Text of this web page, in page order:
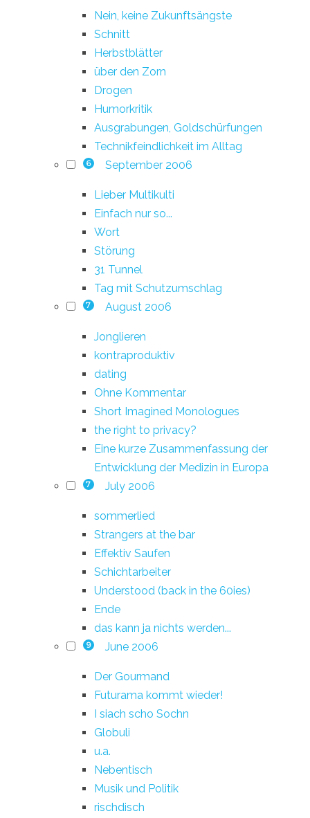
Nein, keine Zukunftsängste
Schnitt
Herbstblätter
über den Zorn
Drogen
Humorkritik
Ausgrabungen, Goldschürfungen
Technikfeindlichkeit im Alltag
6 September 2006
Lieber Multikulti
Einfach nur so...
Wort
Störung
31 Tunnel
Tag mit Schutzumschlag
7 August 2006
Jonglieren
kontraproduktiv
dating
Ohne Kommentar
Short Imagined Monologues
the right to privacy?
Eine kurze Zusammenfassung der
Entwicklung der Medizin in Europa
7 July 2006
sommerlied
Strangers at the bar
Effektiv Saufen
Schichtarbeiter
Understood (back in the 60ies)
Ende
das kann ja nichts werden...
9 June 2006
Der Gourmand
Futurama kommt wieder!
I siach scho Sochn
Globuli
u.a.
Nebentisch
Musik und Politik
rischdisch